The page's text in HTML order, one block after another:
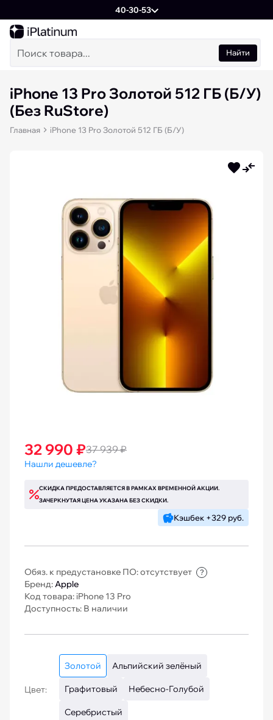
40-30-53
Найти
iPhone 13 Pro Золотой 512 ГБ (Б/У)
(Без RuStore)
Главная iPhone 13 Pro Золотой 512 ГБ (Б/У)
32 990 ₽37 939 ₽
Нашли дешевле?
СКИДКА ПРЕДОСТАВЛЯЕТСЯ В РАМКАХ ВРЕМЕННОЙ АКЦИИ.
ЗАЧЕРКНУТАЯ ЦЕНА УКАЗАНА БЕЗ СКИДКИ.
Кэшбек +329 руб.
Обяз. к предустановке ПО: отсутствует ?
Бренд:Apple
Код товара: iPhone 13 Pro
Доступность: В наличии
Цвет:
Золотой Альпийский зелёный
Графитовый Небесно-Голубой
Серебристый